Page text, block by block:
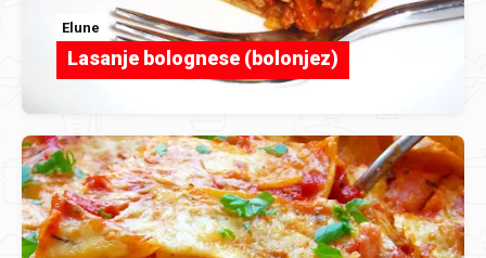
Elune
Lasanje bolognese (bolonjez)